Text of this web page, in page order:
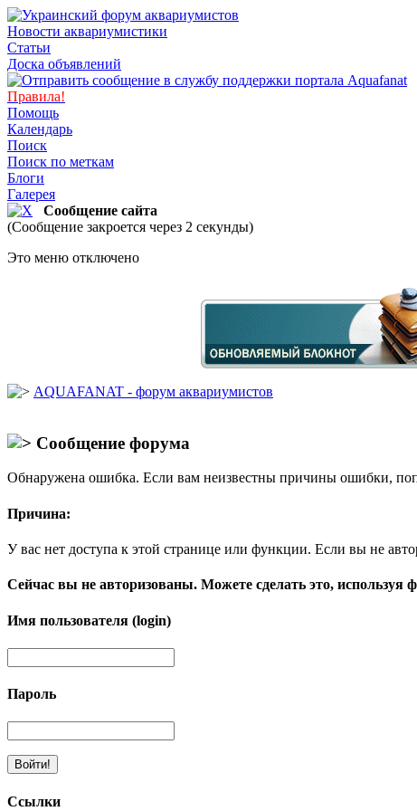
Новости аквариумистики
Статьи
Доска объявлений
Правила!
Помощь
Календарь
Поиск
Поиск по меткам
Блоги
Галерея
Сообщение сайта
(Сообщение закроется через 2 секунды)
Это меню отключено
AQUAFANAT - форум аквариумистов
Сообщение форума
Обнаружена ошибка. Если вам неизвестны причины ошибки,
Причина:
У вас нет доступа к этой странице или функции. Если вы не
Сейчас вы не авторизованы. Можете сделать это, используя
Имя пользователя (login)
Пароль
Ссылки